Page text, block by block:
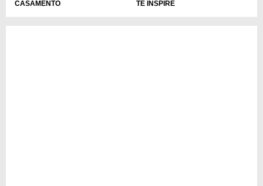
CASAMENTO
TE INSPIRE